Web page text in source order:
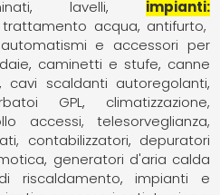
lavelli
impianti
trattamento acqua antifurto,
automatismi e accessori per
caminetti e stufe canne
cavi scaldanti autoregolanti
GPL
climatizzazione,
accessi, telesorveglianza,
contabilizzatori
depuratori
generatori d'aria calda
riscaldamento
impianti e